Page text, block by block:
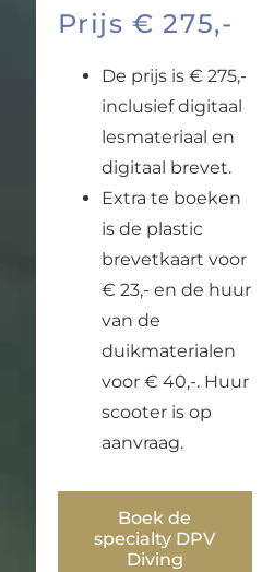
Prijs € 275,-
De prijs is € 275,-
inclusief digitaal
lesmateriaal en
digitaal brevet.
Extra te boeken
is de plastic
brevetkaart voor
€ 23,- en de huur
van de
duikmaterialen
voor € 40,-. Huur
scooter is op
aanvraag.
Boek de
specialty DPV
Diving